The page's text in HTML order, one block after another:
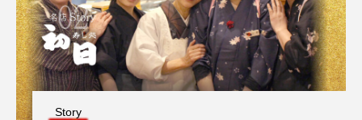
Story